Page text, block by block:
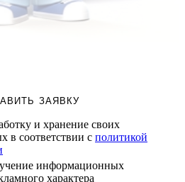
ЗАЯВКУ
и хранение своих
в соответствии с политикой
информационных
характера